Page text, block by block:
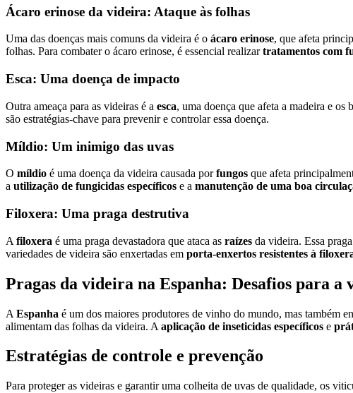
Ácaro erinose da videira: Ataque às folhas
Uma das doenças mais comuns da videira é o ácaro erinose, que afeta
folhas. Para combater o ácaro erinose, é essencial realizartratamentos com
Esca: Uma doença de impacto
Outra ameaça para as videiras é a esca, uma doença que afeta a madeira e os
são estratégias-chave para prevenir e controlar essa doença.
Míldio: Um inimigo das uvas
O míldio é uma doença da videira causada porfungos que afeta
a utilização de fungicidas específicos e a manutenção de uma boa
Filoxera: Uma praga destrutiva
A filoxera é uma praga devastadora que ataca as raízes da videira. Essa
variedades de videira são enxertadas em porta-enxertos resistentes à
Pragas da videira na Espanha: Desafios para
A Espanha é um dos maiores produtores de vinho do mundo, mas também
alimentam das folhas da videira. A aplicação de inseticidas específicos e
Estratégias de controle e prevenção
Para proteger as videiras e garantir uma colheita de uvas de qualidade, os